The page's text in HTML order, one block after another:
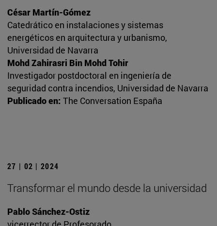
César Martín-Gómez
Catedrático en instalaciones y sistemas
energéticos en arquitectura y urbanismo,
Universidad de Navarra
Mohd Zahirasri Bin Mohd Tohir
Investigador postdoctoral en ingeniería de
seguridad contra incendios, Universidad de Navarra
Publicado en: The Conversation España
27 | 02 | 2024
Transformar el mundo desde la universidad
Pablo Sánchez-Ostiz